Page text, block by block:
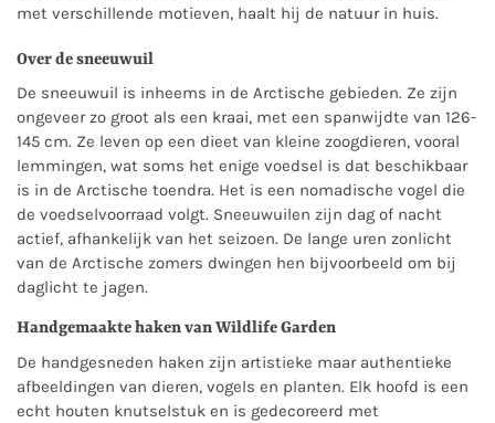
met verschillende motieven, haalt hij de natuur in huis.
Over de sneeuwuil
De sneeuwuil is inheems in de Arctische gebieden. Ze zijn
ongeveer zo groot als een kraai, met een spanwijdte van 126-
145 cm. Ze leven op een dieet van kleine zoogdieren, vooral
lemmingen, wat soms het enige voedsel is dat beschikbaar
is in de Arctische toendra. Het is een nomadische vogel die
de voedselvoorraad volgt. Sneeuwuilen zijn dag of nacht
actief, afhankelijk van het seizoen. De lange uren zonlicht
van de Arctische zomers dwingen hen bijvoorbeeld om bij
daglicht te jagen.
Handgemaakte haken van Wildlife Garden
De handgesneden haken zijn artistieke maar authentieke
afbeeldingen van dieren, vogels en planten. Elk hoofd is een
echt houten knutselstuk en is gedecoreerd met